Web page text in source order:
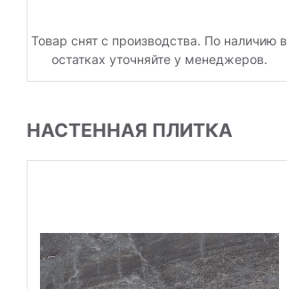
Товар снят с производства. По наличию в
остатках уточняйте у менеджеров.
НАСТЕННАЯ ПЛИТКА